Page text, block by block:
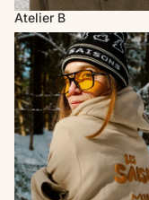
Atelier B
Les Saisons